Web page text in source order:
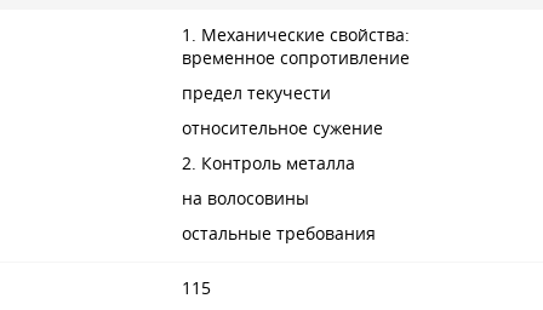
1. Механические свойства:
временное сопротивление
предел текучести
относительное сужение
2. Контроль металла
на волосовины
остальные требования
115